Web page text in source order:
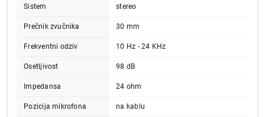
Sistem stereo
Prečnik zvučnika 30 mm
Frekventni odziv 10 Hz - 24 KHz
Osetljivost 98 dB
Impedansa 24 ohm
Pozicija mikrofona na kablu